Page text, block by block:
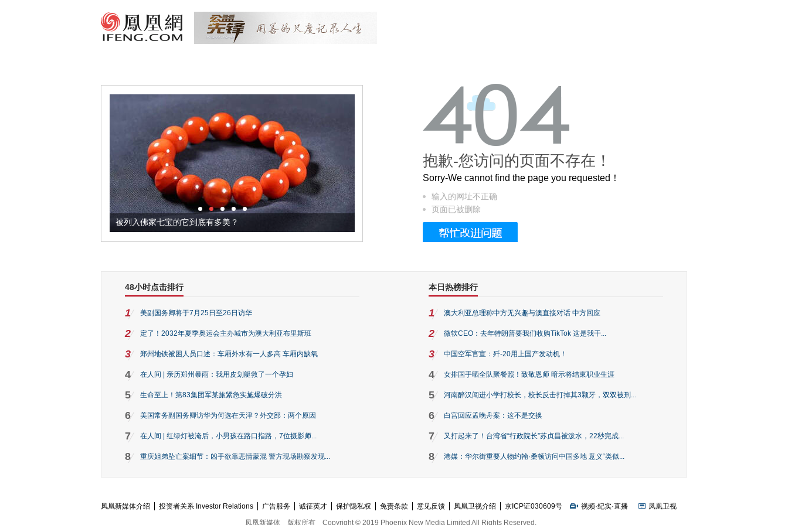
被列入佛家七宝的它到底有多美？ 这个3.2米的长卷，还原了600岁的紫禁城
抱歉-您访问的页面不存在！
Sorry-We cannot find the page you requested！
输入的网址不正确
页面已被删除
48小时点击排行
1 美副国务卿将于7月25日至26日访华
2 定了！2032年夏季奥运会主办城市为澳大利亚布里斯班
3 郑州地铁被困人员口述：车厢外水有一人多高 车厢内缺氧
4 在人间 | 亲历郑州暴雨：我用皮划艇救了一个孕妇
5 生命至上！第83集团军某旅紧急实施爆破分洪
6 美国常务副国务卿访华为何选在天津？外交部：两个原因
7 在人间 | 红绿灯被淹后，小男孩在路口指路，7位摄影师...
8 重庆姐弟坠亡案细节：凶手欲靠悲情蒙混 警方现场勘察发现...
本日热榜排行
1 澳大利亚总理称中方无兴趣与澳直接对话 中方回应
2 微软CEO：去年特朗普要我们收购TikTok 这是我干...
3 中国空军官宣：歼-20用上国产发动机！
4 女排国手晒全队聚餐照！致敬恩师 暗示将结束职业生涯
5 河南醉汉闯进小学打校长，校长反击打掉其3颗牙，双双被刑...
6 白宫回应孟晚舟案：这不是交换
7 又打起来了！台湾省“行政院长”苏贞昌被泼水，22秒完成...
8 港媒：华尔街重要人物约翰·桑顿访问中国多地 意义“类似...
凤凰新媒体介绍 投资者关系 Investor Relations 广告服务 诚征英才 保护隐私权 免责条款 意见反馈 凤凰卫视介绍 京ICP证030609号 视频·纪实·直播
凤凰卫视
凤凰新媒体
版权所有 Copyright © 2019 Phoenix New Media Limited All Rights Reserved.